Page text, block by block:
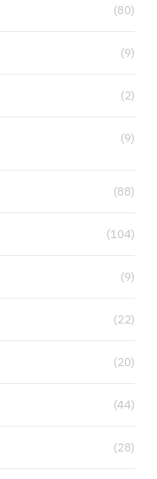
(80)
(9)
(2)
(9)
(88)
(104)
(9)
(22)
(20)
(44)
(28)